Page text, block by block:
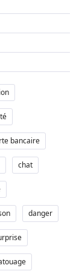
bancaire
chat
danger